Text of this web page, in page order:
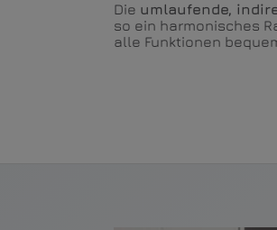
Die umlaufende,
so ein harmonisches
alle Funktionen